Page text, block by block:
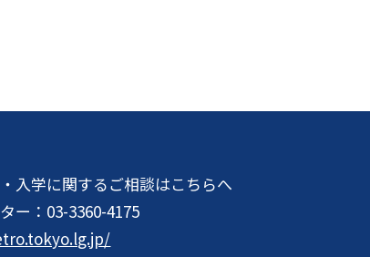
入学に関するご相談はこちらへ
ー： 03-3360-4175